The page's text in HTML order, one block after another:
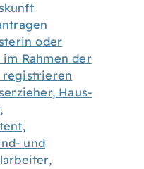
oder
Rahmen der
registrieren
Haus-
und